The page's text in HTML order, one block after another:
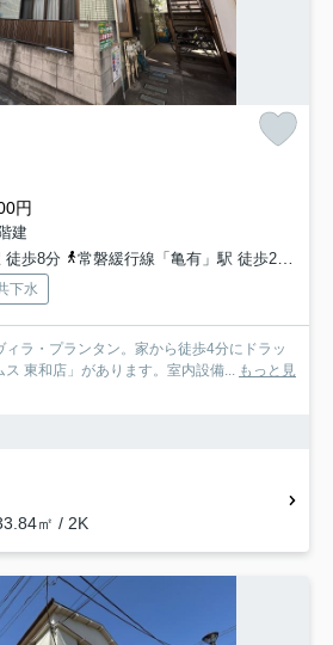
円
建
徒歩8分
常磐緩行線「亀有」駅 徒歩24分
下水
ィラ・プランタン。家から徒歩4分にドラッ
東和店」があります。室内設備...
もっと見
㎡ / 2K